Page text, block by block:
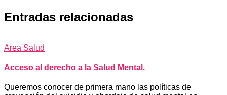
Entradas relacionadas
Area Salud
Acceso al derecho a la Salud Mental.
Queremos conocer de primera mano las políticas de